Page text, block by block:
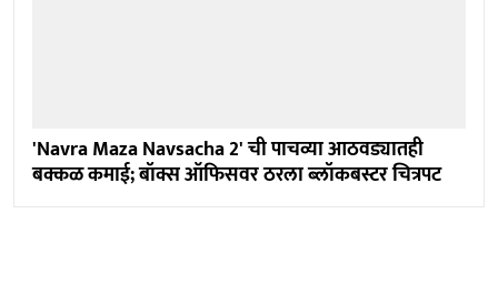
'Navra Maza Navsacha 2' ची पाचव्या आठवड्यातही
बक्कळ कमाई; बॉक्स ऑफिसवर ठरला ब्लॉकबस्टर चित्रपट